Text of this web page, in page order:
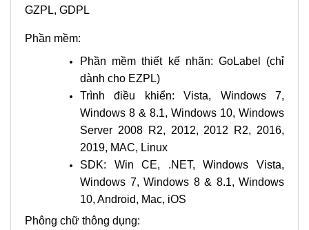
GZPL, GDPL
Phần mềm:
Phần mềm thiết kế nhãn: GoLabel (chỉ
dành cho EZPL)
Trình điều khiển: Vista, Windows 7,
Windows 8 & 8.1, Windows 10, Windows
Server 2008 R2, 2012, 2012 R2, 2016,
2019, MAC, Linux
SDK: Win CE, .NET, Windows Vista,
Windows 7, Windows 8 & 8.1, Windows
10, Android, Mac, iOS
Phông chữ thông dụng: